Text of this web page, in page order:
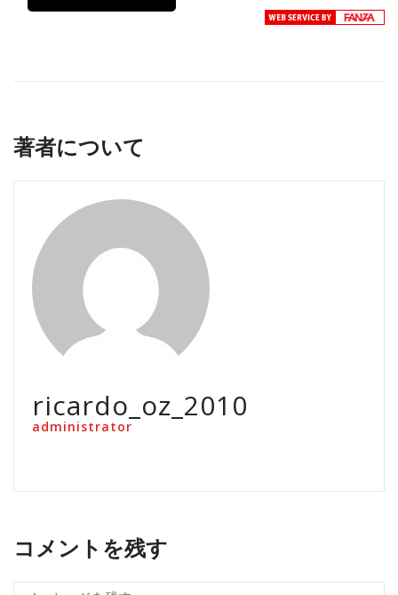
著者について
ricardo_oz_2010
administrator
コメントを残す